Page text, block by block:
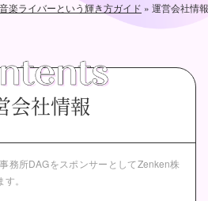
楽ライバーという輝き方ガイド » 運営会社情報
会社情報
務所DAGをスポンサーとしてZenken株
。